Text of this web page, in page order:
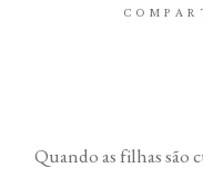
Quando as filhas são